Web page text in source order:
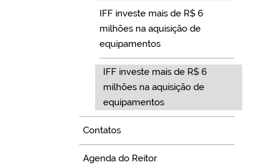
IFF investe mais de R$ 6
milhões na aquisição de
equipamentos
IFF investe mais de R$ 6
milhões na aquisição de
equipamentos
Contatos
Agenda do Reitor